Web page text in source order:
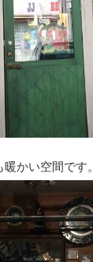
かい空間です。